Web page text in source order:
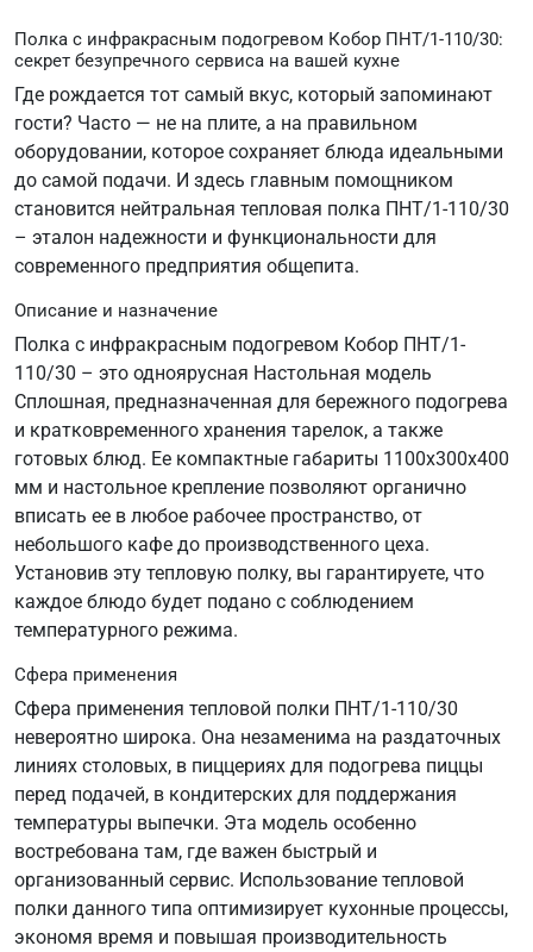
Полка с инфракрасным подогревом Кобор ПНТ/1-110/30:
секрет безупречного сервиса на вашей кухне
Где рождается тот самый вкус, который запоминают
гости? Часто — не на плите, а на правильном
оборудовании, которое сохраняет блюда идеальными
до самой подачи. И здесь главным помощником
становится нейтральная тепловая полка ПНТ/1-110/30
– эталон надежности и функциональности для
современного предприятия общепита.
Описание и назначение
Полка с инфракрасным подогревом Кобор ПНТ/1-
110/30 – это одноярусная Настольная модель
Сплошная, предназначенная для бережного подогрева
и кратковременного хранения тарелок, а также
готовых блюд. Ее компактные габариты 1100х300х400
мм и настольное крепление позволяют органично
вписать ее в любое рабочее пространство, от
небольшого кафе до производственного цеха.
Установив эту тепловую полку, вы гарантируете, что
каждое блюдо будет подано с соблюдением
температурного режима.
Сфера применения
Сфера применения тепловой полки ПНТ/1-110/30
невероятно широка. Она незаменима на раздаточных
линиях столовых, в пиццериях для подогрева пиццы
перед подачей, в кондитерских для поддержания
температуры выпечки. Эта модель особенно
востребована там, где важен быстрый и
организованный сервис. Использование тепловой
полки данного типа оптимизирует кухонные процессы,
экономя время и повышая производительность